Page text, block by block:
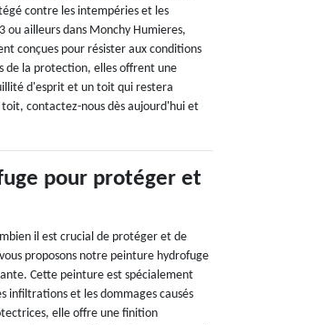
contre les intempéries et les
ailleurs dans Monchy Humieres,
conçues pour résister aux conditions
de la protection, elles offrent une
d'esprit et un toit qui restera
contactez-nous dès aujourd'hui et
pour protéger et
il est crucial de protéger et de
proposons notre peinture hydrofuge
Cette peinture est spécialement
infiltrations et les dommages causés
elle offre une finition